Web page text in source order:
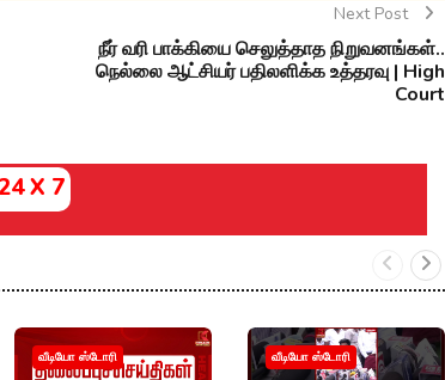
Next Post
நீர் வரி பாக்கியை செலுத்தாத நிறுவனங்கள்..
நெல்லை ஆட்சியர் பதிலளிக்க உத்தரவு | High
Court
X 7
வீடியோ ஸ்டோரி வீடியோ ஸ்டோரி